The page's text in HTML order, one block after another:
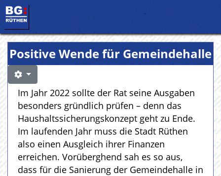
Positive Wende für Gemeindehalle
Im Jahr 2022 sollte der Rat seine Ausgaben
besonders gründlich prüfen – denn das
Haushaltssicherungskonzept geht zu Ende.
Im laufenden Jahr muss die Stadt Rüthen
also einen Ausgleich ihrer Finanzen
erreichen. Vorüberghend sah es so aus,
dass für die Sanierung der Gemeindehalle in